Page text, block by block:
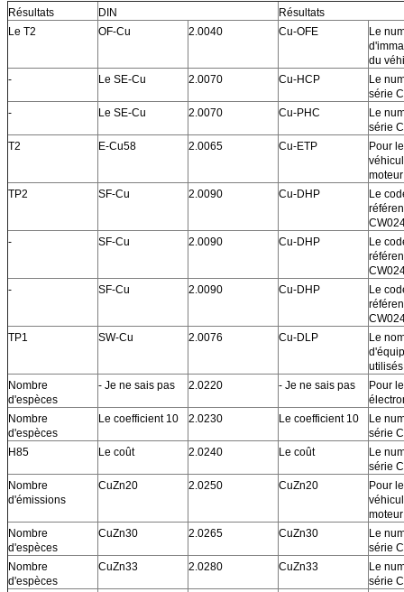
Résultats DIN
Résultats
Le T2
OF-Cu 2.0040 Cu-OFE
Le
du
-
Le SE-Cu 2.0070 Cu-HCP
Le
série
-
Le SE-Cu 2.0070 Cu-PHC
Le
série
T2
E-Cu58 2.0065 Cu-ETP
Pour
TP2
SF-Cu 2.0090 Cu-DHP
Le
-
SF-Cu 2.0090 Cu-DHP
Le
-
SF-Cu 2.0090 Cu-DHP
Le
TP1
SW-Cu 2.0076 Cu-DLP
Le
utilisés
Nombre
d'espèces
- Je ne sais pas 2.0220 - Je ne sais pas
Pour
Nombre
d'espèces
Le coefficient 10 2.0230 Le coefficient 10
Le
série
H85
Le coût 2.0240 Le coût
Le
série
Nombre
d'émissions
CuZn20 2.0250 CuZn20
Pour
Nombre
d'espèces
CuZn30 2.0265 CuZn30
Le
série
Nombre
d'espèces
CuZn33 2.0280 CuZn33
Le
série